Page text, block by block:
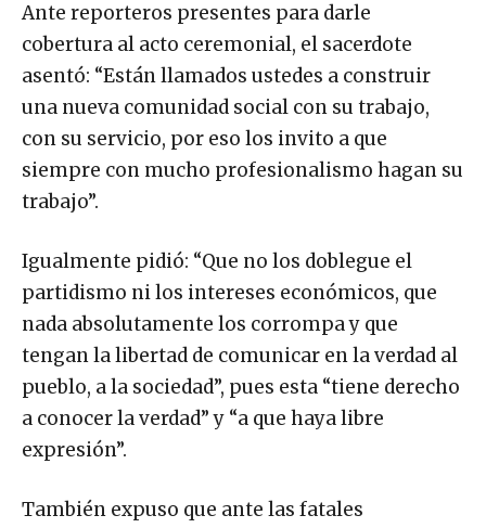
Ante reporteros presentes para darle
cobertura al acto ceremonial, el sacerdote
asentó: “Están llamados ustedes a construir
una nueva comunidad social con su trabajo,
con su servicio, por eso los invito a que
siempre con mucho profesionalismo hagan su
trabajo”.
Igualmente pidió: “Que no los doblegue el
partidismo ni los intereses económicos, que
nada absolutamente los corrompa y que
tengan la libertad de comunicar en la verdad al
pueblo, a la sociedad”, pues esta “tiene derecho
a conocer la verdad” y “a que haya libre
expresión”.
También expuso que ante las fatales